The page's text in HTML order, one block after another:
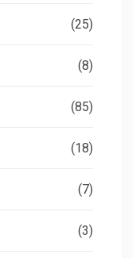
(25)
(8)
(85)
(18)
(7)
(3)